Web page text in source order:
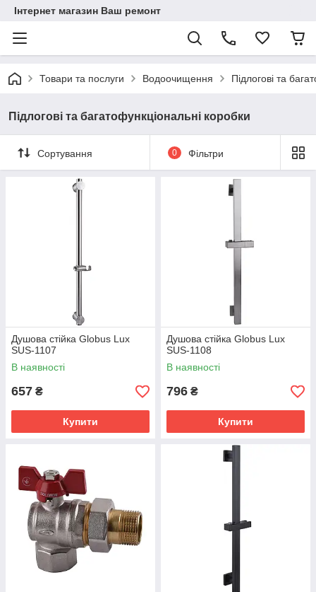
Інтернет магазин Ваш ремонт
Товари та послуги Водоочищення Підлогові та
Підлогові та багатофункціональні коробки
Сортування 0 Фільтри
Душова стійка Globus Lux
SUS-1107
В наявності
657 ₴
Купити
Душова стійка Globus Lux
SUS-1108
В наявності
796 ₴
Купити